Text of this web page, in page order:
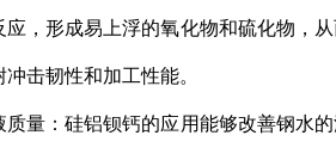
应，形成易上浮的氧化物和硫化物，
击韧性和加工性能。
：硅铝钡钙的应用能够改善钢水的